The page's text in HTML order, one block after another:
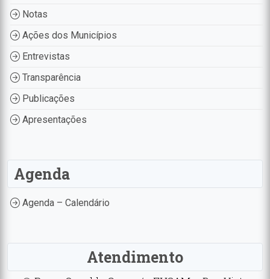
Notas
Ações dos Municípios
Entrevistas
Transparência
Publicações
Apresentações
Agenda
Agenda – Calendário
Atendimento